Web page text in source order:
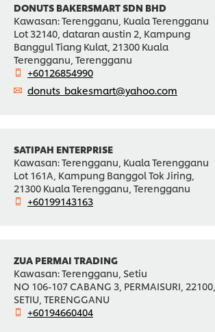
DONUTS BAKERSMART SDN BHD
Kawasan: Terengganu, Kuala Terengganu
Lot 32140, dataran austin 2, Kampung
Banggul Tiang Kulat, 21300 Kuala
Terengganu, Terengganu
+60126854990
donuts_bakesmart@yahoo.com
SATIPAH ENTERPRISE
Kawasan: Terengganu, Kuala Terengganu
Lot 161A, Kampung Banggol Tok Jiring,
21300 Kuala Terengganu, Terengganu
+60199143163
ZUA PERMAI TRADING
Kawasan: Terengganu, Setiu
NO 106-107 CABANG 3, PERMAISURI, 22100,
SETIU, TERENGGANU
+60194660404